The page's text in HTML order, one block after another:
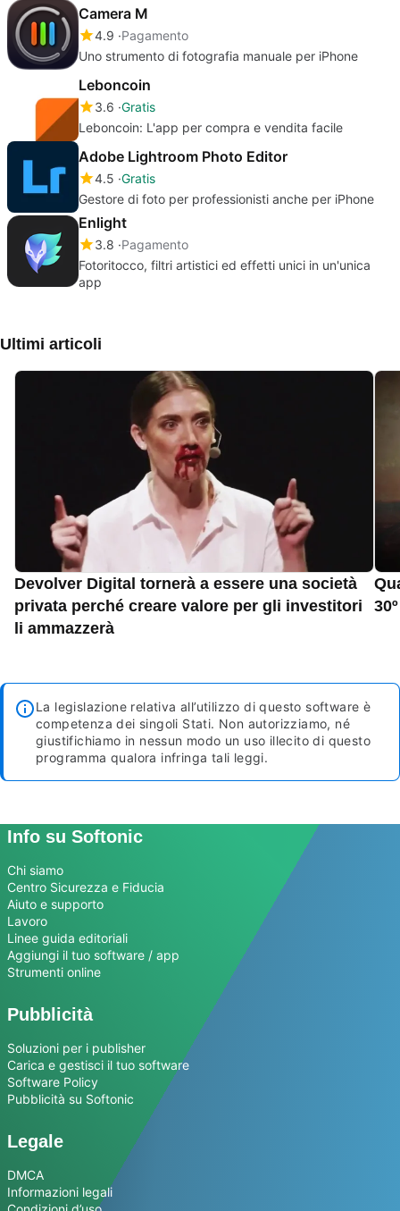
Camera M
4.9 Pagamento
Uno strumento di fotografia manuale per iPhone
Leboncoin
3.6 Gratis
Leboncoin: L'app per compra e vendita facile
Adobe Lightroom Photo Editor
4.5 Gratis
Gestore di foto per professionisti anche per iPhone
Enlight
3.8 Pagamento
Fotoritocco, filtri artistici ed effetti unici in un'unica
app
Ultimi articoli
Devolver Digital tornerà a essere una società
privata perché creare valore per gli investitori
li ammazzerà
La legislazione relativa all’utilizzo di questo software è
competenza dei singoli Stati. Non autorizziamo, né
giustifichiamo in nessun modo un uso illecito di questo
programma qualora infringa tali leggi.
Info su Softonic
Chi siamo
Centro Sicurezza e Fiducia
Aiuto e supporto
Lavoro
Linee guida editoriali
Aggiungi il tuo software / app
Strumenti online
Pubblicità
Soluzioni per i publisher
Carica e gestisci il tuo software
Software Policy
Pubblicità su Softonic
Legale
DMCA
Informazioni legali